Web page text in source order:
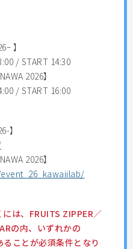
ｰ 】
/ START 14:30
2026】
/ START 16:00
】
2026】
は、FRUITS ZIPPER／
の内、いずれかの
ることが必須条件となり